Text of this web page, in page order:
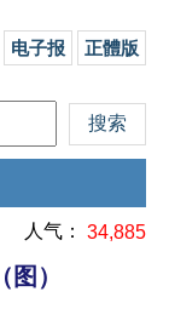
电子报 正體版
人气： 34,885
）